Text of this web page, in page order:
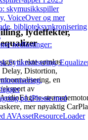
skymusikkspiller
VoiceOver og mer
biblioteksynkronisering
nedlastinger:
Synkronisering,
på iPhone med
AVAssetResourceLoader
lydeffekter,
til ekte sømløs
Distortion,
en
eksport av
mer nøyaktig